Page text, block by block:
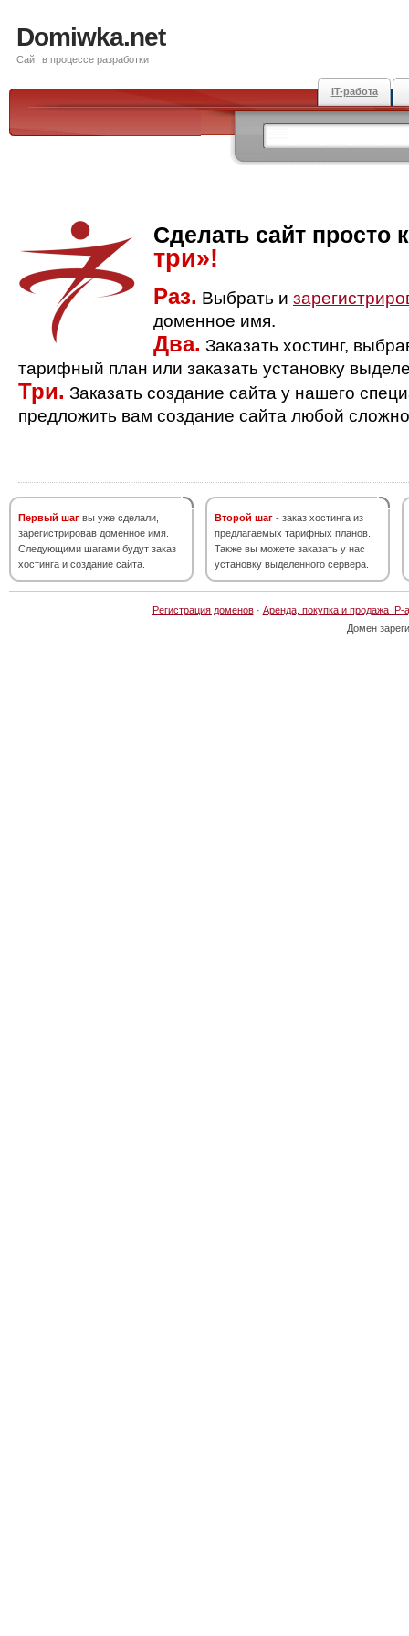
Domiwka.net
Сайт в процессе разработки
IT-работа
Сделать сайт просто
три»!
Раз. Выбрать и
доменное имя.
Два. Заказать хостинг,
тарифный план или заказать установку
Три. Заказать создание сайта у нашего
предложить вам создание сайта любой
Первый шаг вы уже сделали,
зарегистрировав доменное имя.
Следующими шагами будут заказ
хостинга и создание сайта.
Второй шаг - заказ хостинга из
предлагаемых тарифных планов.
Также вы можете заказать у нас
установку выделенного сервера.
Регистрация доменов· Аренда, покупка и продажа IP-
Домен